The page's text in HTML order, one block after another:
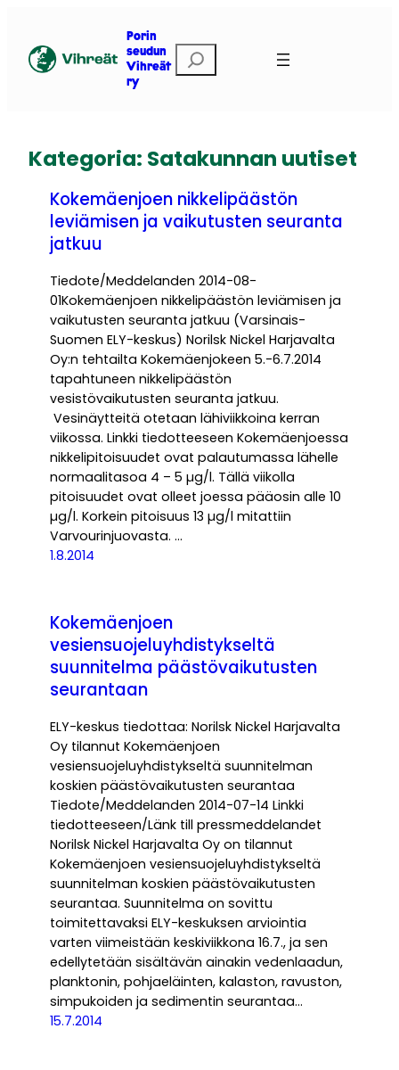
Porin
seudun
Vihreät
ry
t
Kategoria: Satakunnan uutiset
Kokemäenjoen nikkelipäästön
leviämisen ja vaikutusten seuranta
jatkuu
Tiedote/Meddelanden 2014-08-
01Kokemäenjoen nikkelipäästön leviämisen ja
vaikutusten seuranta jatkuu (Varsinais-
Suomen ELY-keskus) Norilsk Nickel Harjavalta
Oy:n tehtailta Kokemäenjokeen 5.-6.7.2014
tapahtuneen nikkelipäästön
vesistövaikutusten seuranta jatkuu.
Vesinäytteitä otetaan lähiviikkoina kerran
viikossa. Linkki tiedotteeseen Kokemäenjoessa
nikkelipitoisuudet ovat palautumassa lähelle
normaalitasoa 4 – 5 µg/l. Tällä viikolla
pitoisuudet ovat olleet joessa pääosin alle 10
µg/l. Korkein pitoisuus 13 µg/l mitattiin
Varvourinjuovasta. …
1.8.2014
Kokemäenjoen
vesiensuojeluyhdistykseltä
suunnitelma päästövaikutusten
seurantaan
ELY-keskus tiedottaa: Norilsk Nickel Harjavalta
Oy tilannut Kokemäenjoen
vesiensuojeluyhdistykseltä suunnitelman
koskien päästövaikutusten seurantaa
Tiedote/Meddelanden 2014-07-14 Linkki
tiedotteeseen/Länk till pressmeddelandet
Norilsk Nickel Harjavalta Oy on tilannut
Kokemäenjoen vesiensuojeluyhdistykseltä
suunnitelman koskien päästövaikutusten
seurantaa. Suunnitelma on sovittu
toimitettavaksi ELY-keskuksen arviointia
varten viimeistään keskiviikkona 16.7., ja sen
edellytetään sisältävän ainakin vedenlaadun,
planktonin, pohjaeläinten, kalaston, ravuston,
simpukoiden ja sedimentin seurantaa…
15.7.2014